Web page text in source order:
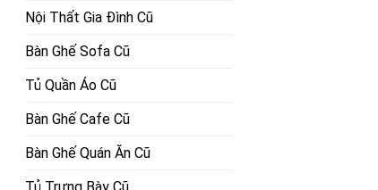
Nội Thất Gia Đình Cũ
Bàn Ghế Sofa Cũ
Tủ Quần Áo Cũ
Bàn Ghế Cafe Cũ
Bàn Ghế Quán Ăn Cũ
Tủ Trưng Bày Cũ